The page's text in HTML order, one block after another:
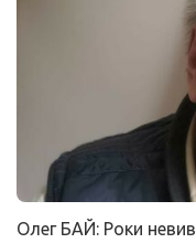
Олег БАЙ: Роки